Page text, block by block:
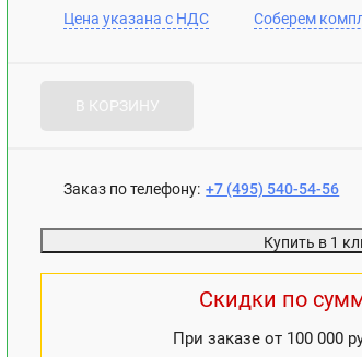
Цена указана с НДС Соберем
В КОРЗИНУ
Заказ по телефону: +7 (495) 540-54-56
Купить в 1
Скидки по
При заказе от 100 000